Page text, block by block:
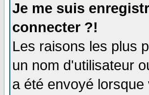
Je me suis
connecter ?!
Les raisons les plus
un nom d'utilisateur
a été envoyé